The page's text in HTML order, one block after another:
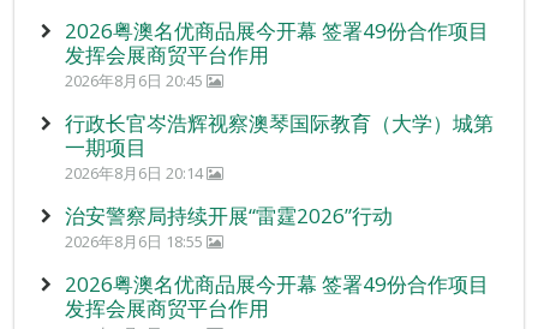
2026粤澳名优商品展今开幕 签署49份合作项目
发挥会展商贸平台作用
2026年8月6日 20:45
行政长官岑浩辉视察澳琴国际教育（大学）城第
一期项目
2026年8月6日 20:14
治安警察局持续开展“雷霆2026”行动
2026年8月6日 18:55
2026粤澳名优商品展今开幕 签署49份合作项目
发挥会展商贸平台作用